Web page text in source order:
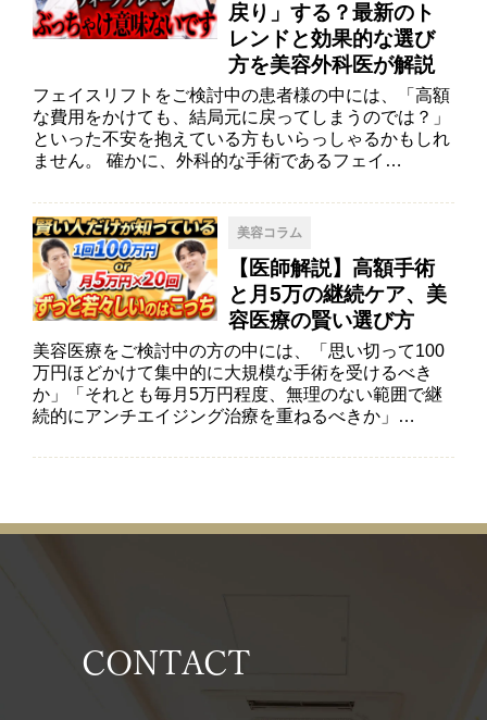
戻り」する？最新のト
レンドと効果的な選び
方を美容外科医が解説
フェイスリフトをご検討中の患者様の中には、「高額
な費用をかけても、結局元に戻ってしまうのでは？」
といった不安を抱えている方もいらっしゃるかもしれ
ません。 確かに、外科的な手術であるフェイ…
美容コラム
【医師解説】高額手術
と月5万の継続ケア、美
容医療の賢い選び方
美容医療をご検討中の方の中には、「思い切って100
万円ほどかけて集中的に大規模な手術を受けるべき
か」「それとも毎月5万円程度、無理のない範囲で継
続的にアンチエイジング治療を重ねるべきか」…
CONTACT